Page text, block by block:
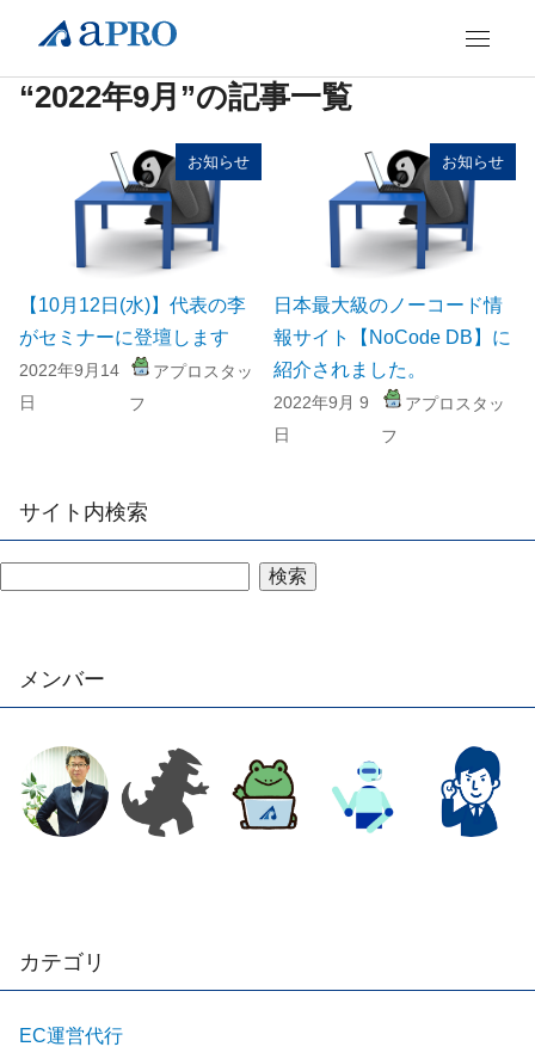
“2022年9月”の記事一覧
お知らせ
【10月12日(水)】代表の李
がセミナーに登壇します
2022年9月14
日
アプロスタッ
フ
お知らせ
日本最大級のノーコード情
報サイト【NoCode DB】に
紹介されました。
2022年9月 9
日
アプロスタッ
フ
サイト内検索
検索
メンバー
カテゴリ
EC運営代行